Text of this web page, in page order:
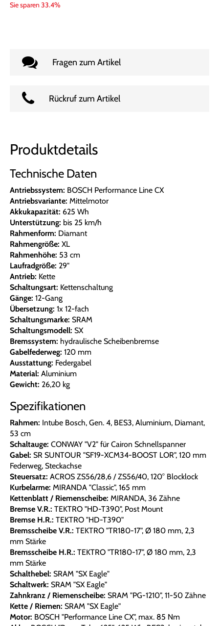
Sie sparen 33.4%
Fragen zum Artikel
Rückruf zum Artikel
Produktdetails
Technische Daten
Antriebssystem: BOSCH Performance Line CX
Antriebsvariante: Mittelmotor
Akkukapazität: 625 Wh
Unterstützung: bis 25 km/h
Rahmenform: Diamant
Rahmengröße: XL
Rahmenhöhe: 53 cm
Laufradgröße: 29"
Antrieb: Kette
Schaltungsart: Kettenschaltung
Gänge: 12-Gang
Übersetzung: 1x 12-fach
Schaltungsmarke: SRAM
Schaltungsmodell: SX
Bremssystem: hydraulische Scheibenbremse
Gabelfederweg: 120 mm
Ausstattung: Federgabel
Material: Aluminium
Gewicht: 26,20 kg
Spezifikationen
Rahmen: Intube Bosch, Gen. 4, BES3, Aluminium, Diamant,
53 cm
Schaltauge: CONWAY "V2" für Cairon Schnellspanner
Gabel: SR SUNTOUR "SF19-XCM34-BOOST LOR", 120 mm
Federweg, Steckachse
Steuersatz: ACROS ZS56/28,6 / ZS56/40, 120° Blocklock
Kurbelarme: MIRANDA "Classic", 165 mm
Kettenblatt / Riemenscheibe: MIRANDA, 36 Zähne
Bremse V.R.: TEKTRO "HD-T390", Post Mount
Bremse H.R.: TEKTRO "HD-T390"
Bremsscheibe V.R.: TEKTRO "TR180-17", Ø 180 mm, 2,3
mm Stärke
Bremsscheibe H.R.: TEKTRO "TR180-17", Ø 180 mm, 2,3
mm Stärke
Schalthebel: SRAM "SX Eagle"
Schaltwerk: SRAM "SX Eagle"
Zahnkranz / Riemenscheibe: SRAM "PG-1210", 11-50 Zähne
Kette / Riemen: SRAM "SX Eagle"
Motor: BOSCH "Performance Line CX", max. 85 Nm